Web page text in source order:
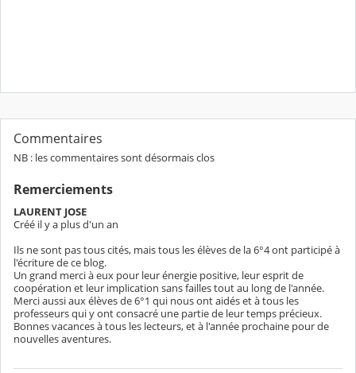
Commentaires
NB : les commentaires sont désormais clos
Remerciements
LAURENT JOSE
Créé il y a plus d'un an
Ils ne sont pas tous cités, mais tous les élèves de la 6°4 ont participé à
l'écriture de ce blog.
Un grand merci à eux pour leur énergie positive, leur esprit de
coopération et leur implication sans failles tout au long de l'année.
Merci aussi aux élèves de 6°1 qui nous ont aidés et à tous les
professeurs qui y ont consacré une partie de leur temps précieux.
Bonnes vacances à tous les lecteurs, et à l'année prochaine pour de
nouvelles aventures.